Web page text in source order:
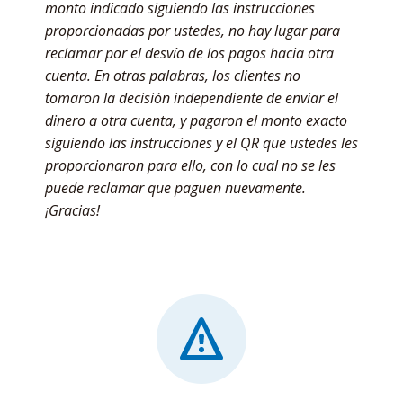
monto indicado siguiendo las instrucciones
proporcionadas por ustedes, no hay lugar para
reclamar por el desvío de los pagos hacia otra
cuenta. En otras palabras, los clientes no
tomaron la decisión independiente de enviar el
dinero a otra cuenta, y pagaron el monto exacto
siguiendo las instrucciones y el QR que ustedes les
proporcionaron para ello, con lo cual no se les
puede reclamar que paguen nuevamente.
¡Gracias!